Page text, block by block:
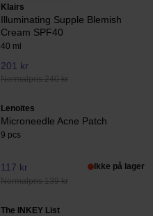
Klairs
Illuminating Supple Blemish
Cream SPF40
40 ml
201 kr
Normalpris 240 kr
Lenoites
Microneedle Acne Patch
9 pcs
117 kr
Normalpris 139 kr
Ikke på lager
The INKEY List